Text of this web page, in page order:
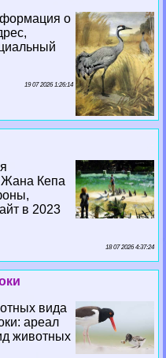
о
19 07 2026 1:26:14
Жана Кепа
в 2023
18 07 2026 4:37:24
вида
ареал
животных